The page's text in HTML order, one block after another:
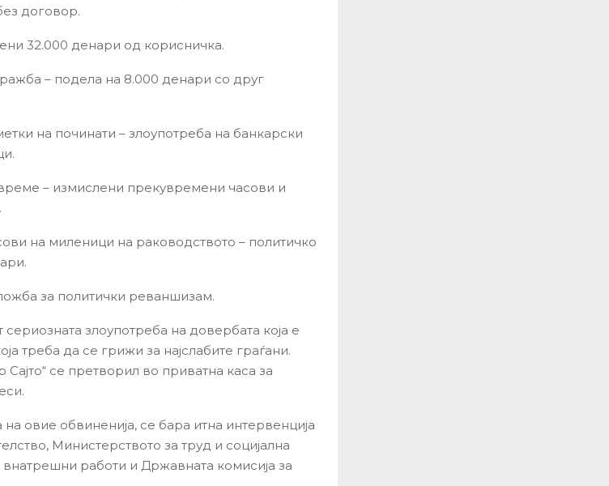
договор.
32.000 денари од корисничка.
– подела на 8.000 денари со друг
на починати – злоупотреба на банкарски
– измислени прекувремени часови и
на миленици на раководството – политичко
за политички реваншизам.
злоупотреба на довербата која е
треба да се грижи за најслабите граѓани.
Сајто“ се претворил во приватна каса за
овие обвиненија, се бара итна интервенција
Министерството за труд и социјална
работи и Државната комисија за